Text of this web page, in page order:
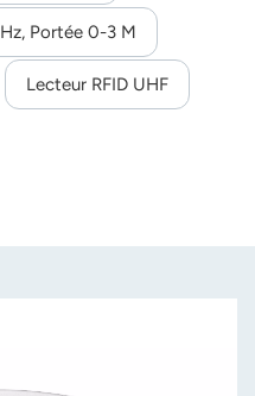
une prise en charge
et est idéal pour la
suivi logistique et
Portée 0-3 M
Lecteur RFID UHF